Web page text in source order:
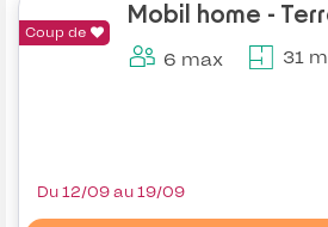
Coup de
Mobil home -
6 max 31
Du 12/09 au 19/09